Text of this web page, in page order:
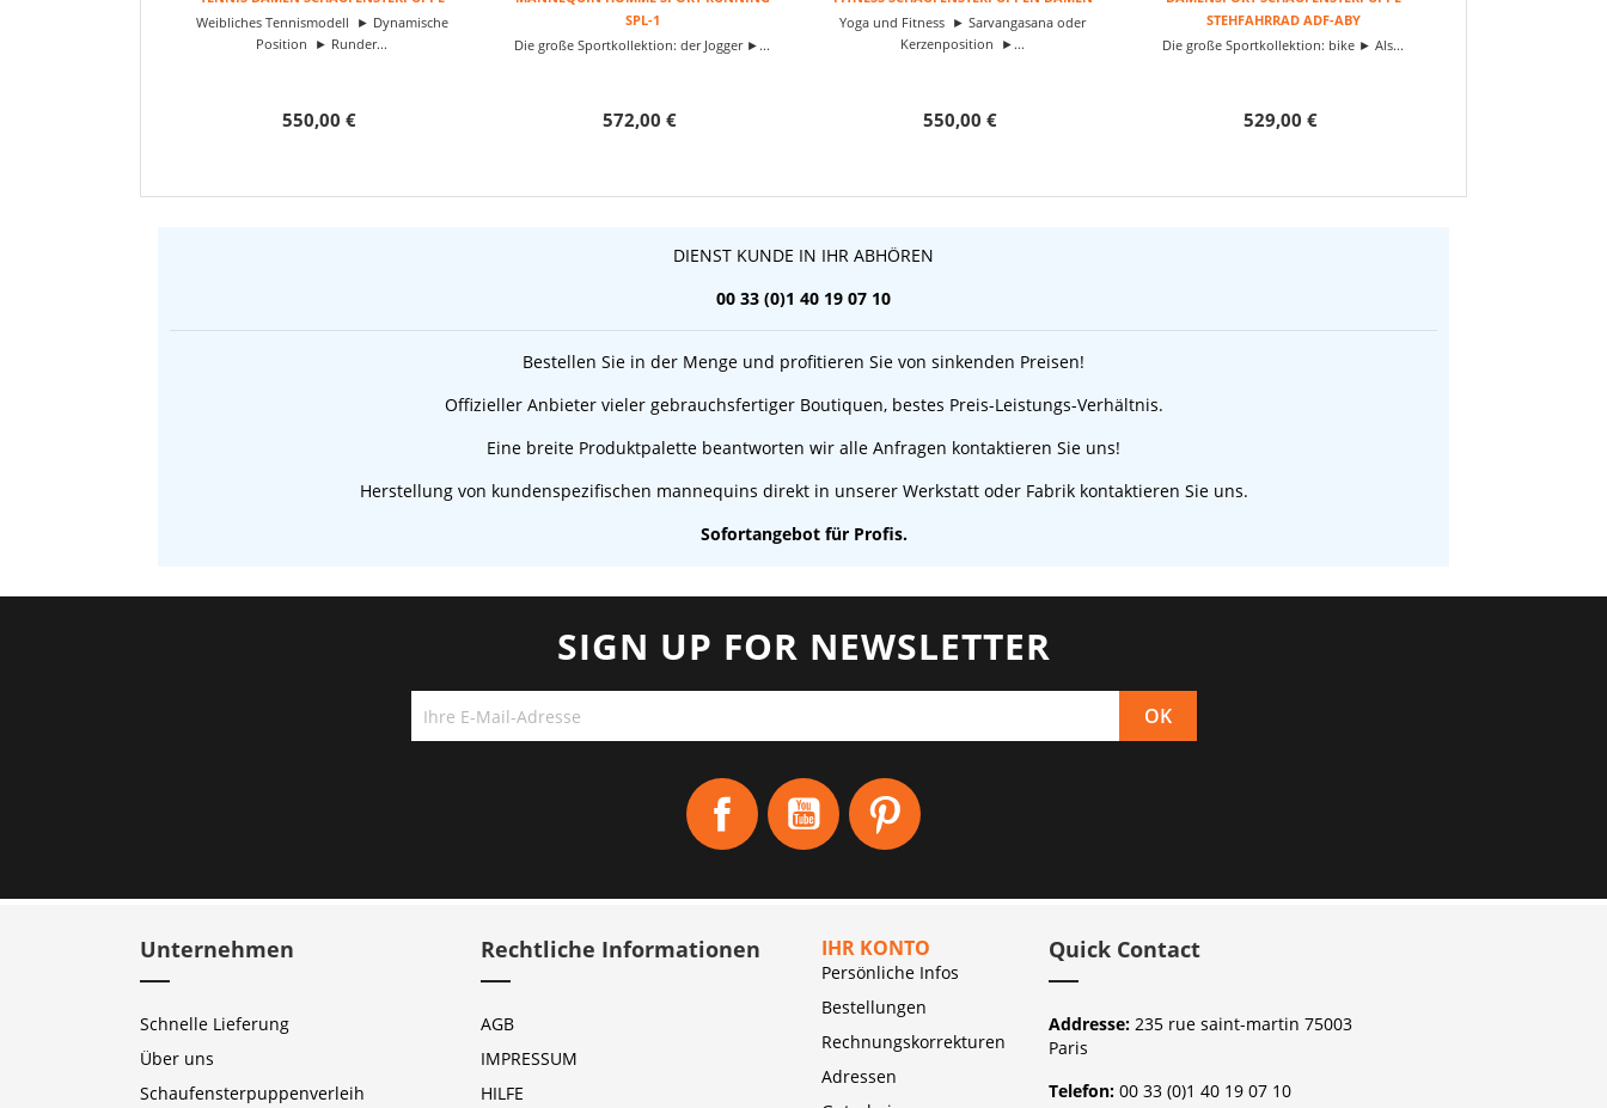
Weibliches Tennismodell ► Dynamische
Position ► Runder...
550,00 €
SPL-1
Die große Sportkollektion: der Jogger ►...
572,00 €
Yoga und Fitness ► Sarvangasana oder
Kerzenposition ►...
550,00 €
STEHFAHRRAD ADF-ABY
Die große Sportkollektion: bike ► Als...
529,00 €
DIENST KUNDE IN IHR ABHÖREN
00 33 (0)1 40 19 07 10
Bestellen Sie in der Menge und profitieren Sie von sinkenden Preisen!
Offizieller Anbieter vieler gebrauchsfertiger Boutiquen, bestes Preis-Leistungs-Verhältnis.
Eine breite Produktpalette beantworten wir alle Anfragen kontaktieren Sie uns!
Herstellung von kundenspezifischen mannequins direkt in unserer Werkstatt oder Fabrik kontaktieren Sie uns.
Sofortangebot für Profis.
SIGN UP FOR NEWSLETTER
Facebook YouTube
Unternehmen
Schnelle Lieferung
Über uns
Schaufensterpuppenverleih
Rechtliche Informationen
AGB
IMPRESSUM
HILFE
IHR KONTO
Persönliche Infos
Bestellungen
Rechnungskorrekturen
Adressen
Quick Contact
Addresse: 235 rue saint-martin 75003
Paris
Telefon: 00 33 (0)1 40 19 07 10